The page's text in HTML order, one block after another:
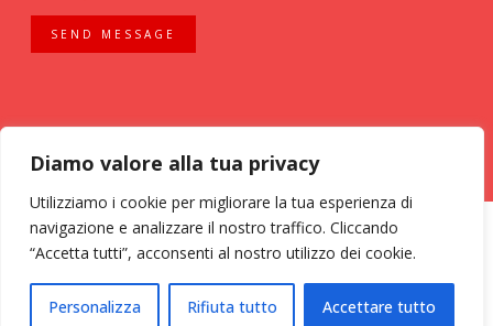
Diamo valore alla tua privacy
Utilizziamo i cookie per migliorare la tua esperienza di
navigazione e analizzare il nostro traffico. Cliccando
“Accetta tutti”, acconsenti al nostro utilizzo dei cookie.
Personalizza Rifiuta tutto Accettare tutto
SEND MESSAGE
ASSOCIAZIONE VOLONTARI ITALIANI SANGUE - AVIS COMUNALE MILANO -